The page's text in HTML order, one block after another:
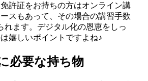
許証をお持ちの方はオンライン講
スもあって、その場合の講習手数
れます。デジタル化の恩恵をしっ
嬉しいポイントですよね♪
必要な持ち物